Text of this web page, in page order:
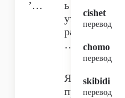
’…
ь
ут
ра
…
Я
пр
cishet
перевод
chomo
перевод
skibidi
перевод